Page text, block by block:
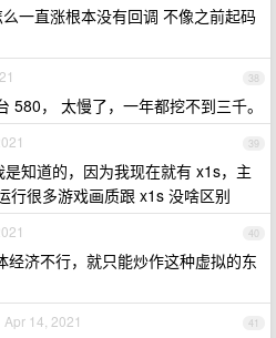
一直涨根本没有回调 不像之前起码
38
580， 太慢了，一年都挖不到三千。
39
知道的，因为我现在就有 x1s，主
行很多游戏画质跟 x1s 没啥区别
40
经济不行，就只能炒作这种虚拟的东
41
Apr 14, 2021